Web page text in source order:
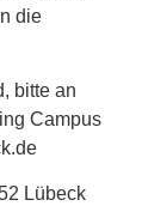
die
bitte an
Campus
Lübeck